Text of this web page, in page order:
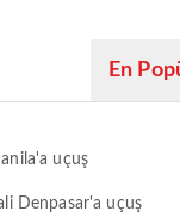
En
uçuş
Denpasar'a uçuş